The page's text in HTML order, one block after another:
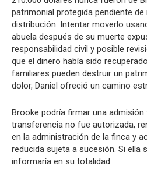
patrimonial protegida pendiente
distribución. Intentar moverlo
abuela después de su muerte
responsabilidad civil y posible
que el dinero había sido
familiares pueden destruir un
dolor, Daniel ofreció un camino
Brooke podría firmar una
transferencia no fue autorizada,
en la administración de la finca y
reducida sujeta a sucesión. Si ella
informaría en su totalidad.